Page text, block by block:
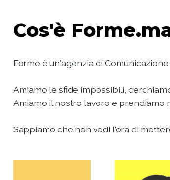
Cos'è
Forme è un'agenzia di
Amiamo le sfide impossibili,
Amiamo il nostro lavoro e prendiamo
Sappiamo che non vedi l'ora di